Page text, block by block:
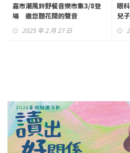
嘉市潮風鈴野餐音樂市集3/8登
場 邀您聽花開的聲音
2025 年 2 月 27 日
眼
兒